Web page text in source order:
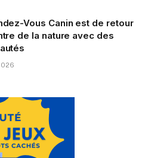
Vous Canin est de retour
de la nature avec des